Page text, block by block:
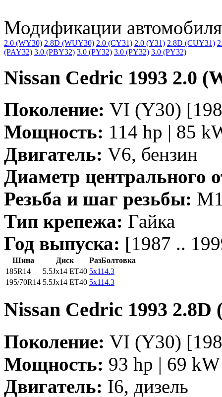
Модификации автомобиля
2.0 (WY30) 2.8D (WUY30) 2.0 (CY31) 2.0 (Y31) 2.8D (CUY31)
(PAY32) 3.0 (PBY32) 3.0 (PY32) 3.0 (PY32) 3.0 (PY32)
Nissan Cedric 1993 2.0
Поколение: VI (Y30)
Мощность: 114 hp | 85
Двигатель: V6, бензин
Диаметр центрального
Резьба и шаг резьбы:
Тип крепежа: Гайка
Год выпуска: [1987 ..
Шина Диск
РазБолтовка
185R14
5.5Jx14 ET40 5x114.3
195/70R14 5.5Jx14 ET40 5x114.3
Nissan Cedric 1993 2.8D
Поколение: VI (Y30)
Мощность: 93 hp | 69
Двигатель: I6, дизель